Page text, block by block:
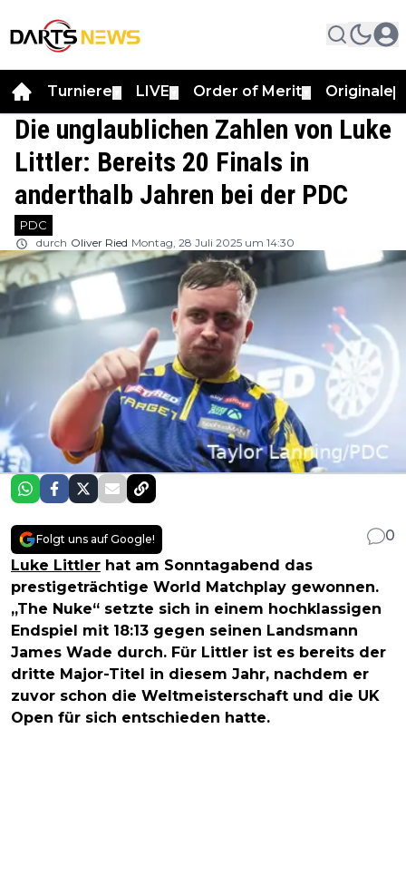
Turniere LIVE Order of Merit Originale
Die unglaublichen Zahlen von Luke
Littler: Bereits 20 Finals in
anderthalb Jahren bei der PDC
PDC
durch Oliver Ried Montag, 28 Juli 2025 um 14:30
Folgt uns auf Google!
0
Luke Littler hat am Sonntagabend das
prestigeträchtige World Matchplay gewonnen.
„The Nuke“ setzte sich in einem hochklassigen
Endspiel mit 18:13 gegen seinen Landsmann
James Wade durch. Für Littler ist es bereits der
dritte Major-Titel in diesem Jahr, nachdem er
zuvor schon die Weltmeisterschaft und die UK
Open für sich entschieden hatte.